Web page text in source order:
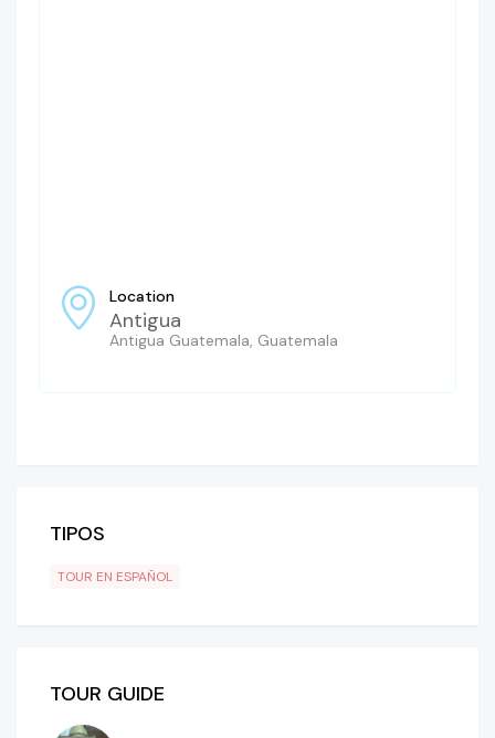
Location
Antigua
Antigua Guatemala, Guatemala
TIPOS
TOUR EN ESPAÑOL
TOUR GUIDE